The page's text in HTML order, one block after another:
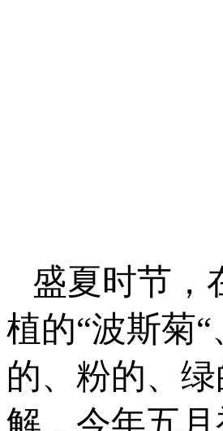
盛夏时节，
植的“波斯菊
的、粉的、
解，今年五